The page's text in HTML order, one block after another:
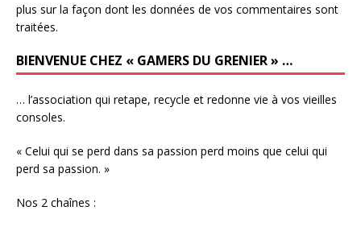
plus sur la façon dont les données de vos commentaires sont
traitées.
BIENVENUE CHEZ « GAMERS DU GRENIER » …
… l’association qui retape, recycle et redonne vie à vos vieilles
consoles.
« Celui qui se perd dans sa passion perd moins que celui qui
perd sa passion. »
Nos 2 chaînes :